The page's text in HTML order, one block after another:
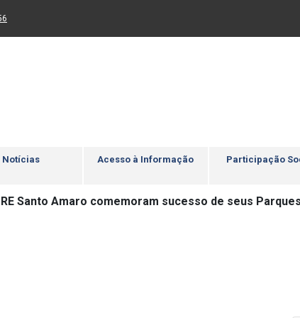
rodapé
um novo sítio)
Notícias Acesso à Informação Participação
Santo Amaro comemoram sucesso de seus